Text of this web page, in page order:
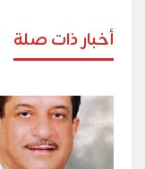
أخبار ذات صلة